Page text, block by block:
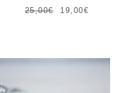
25,00€ 19,00€